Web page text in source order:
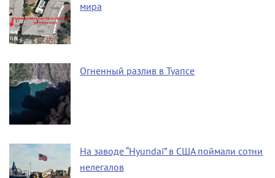
мира
Огненный разлив в Туапсе
На заводе “Hyundai” в США поймали сотни
нелегалов